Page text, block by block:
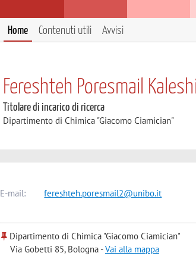
Home Contenuti utili Avvisi
Fereshteh Poresmail
Titolare di incarico di ricerca
Dipartimento di Chimica "Giacomo Ciamician"
E-mail: fereshteh.poresmail2@unibo.it
Dipartimento di Chimica "Giacomo Ciamician"
Via Gobetti 85, Bologna -Vai alla mappa